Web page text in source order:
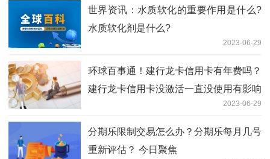
世界资讯：水质软化的重要作用是什么?
水质软化剂是什么?
2023-06-29
环球百事通！建行龙卡信用卡有年费吗？
建行龙卡信用卡没激活一直没使用有影响
2023-06-29
分期乐限制交易怎么办？分期乐每月几号
重新评估？ 今日聚焦